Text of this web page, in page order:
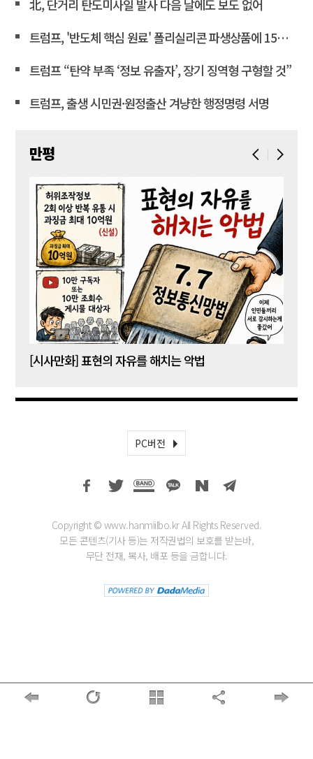
北, 단거리 탄도미사일 발사 다음 날에도 보도 없어
트럼프, '반도체 핵심 원료' 폴리실리콘 파생상품에 15% 관세
트럼프 “탄약 부족 ‘정보 유출자’, 장기 징역형 구형할 것”
트럼프, 출생 시민권·원정출산 겨냥한 행정명령 서명
만평
[시사만화] 표현의 자유를 해치는 악법
PC버전
Copyright © www.hanmiilbo.kr All Rights Reserved.
모든 콘텐츠(기사 등)는 저작권법의 보호를 받는바,
무단 전재, 복사, 배포 등을 금합니다.